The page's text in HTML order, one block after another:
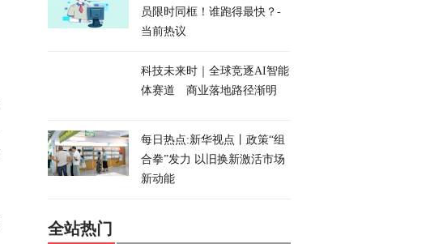
员限时同框！谁跑得最快？-
当前热议
科技未来时｜全球竞逐AI智能
体赛道 商业落地路径渐明
每日热点:新华视点丨政策“组
合拳”发力 以旧换新激活市场
新动能
全站热门